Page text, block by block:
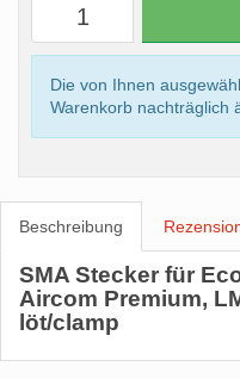
Die von Ihnen
Warenkorb nachträglich
Beschreibung
SMA Stecker für
Aircom Premium,
löt/clamp